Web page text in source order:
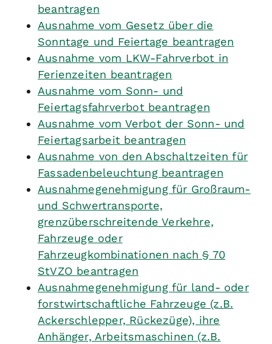
beantragen
Ausnahme vom Gesetz über die
Sonntage und Feiertage beantragen
Ausnahme vom LKW-Fahrverbot in
Ferienzeiten beantragen
Ausnahme vom Sonn- und
Feiertagsfahrverbot beantragen
Ausnahme vom Verbot der Sonn- und
Feiertagsarbeit beantragen
Ausnahme von den Abschaltzeiten für
Fassadenbeleuchtung beantragen
Ausnahmegenehmigung für Großraum-
und Schwertransporte,
grenzüberschreitende Verkehre,
Fahrzeuge oder
Fahrzeugkombinationen nach § 70
StVZO beantragen
Ausnahmegenehmigung für land- oder
forstwirtschaftliche Fahrzeuge (z.B.
Ackerschlepper, Rückezüge), ihre
Anhänger, Arbeitsmaschinen (z.B.